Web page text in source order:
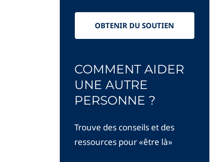
OBTENIR DU SOUTIEN
COMMENT AIDER
UNE AUTRE
PERSONNE ?
Trouve des conseils et des
ressources pour «être là»